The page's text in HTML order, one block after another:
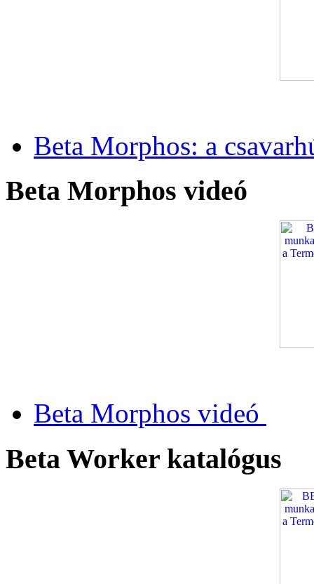
Beta Morphos: a
Beta Morphos videó
Beta Morphos videó
Beta Worker katalógus